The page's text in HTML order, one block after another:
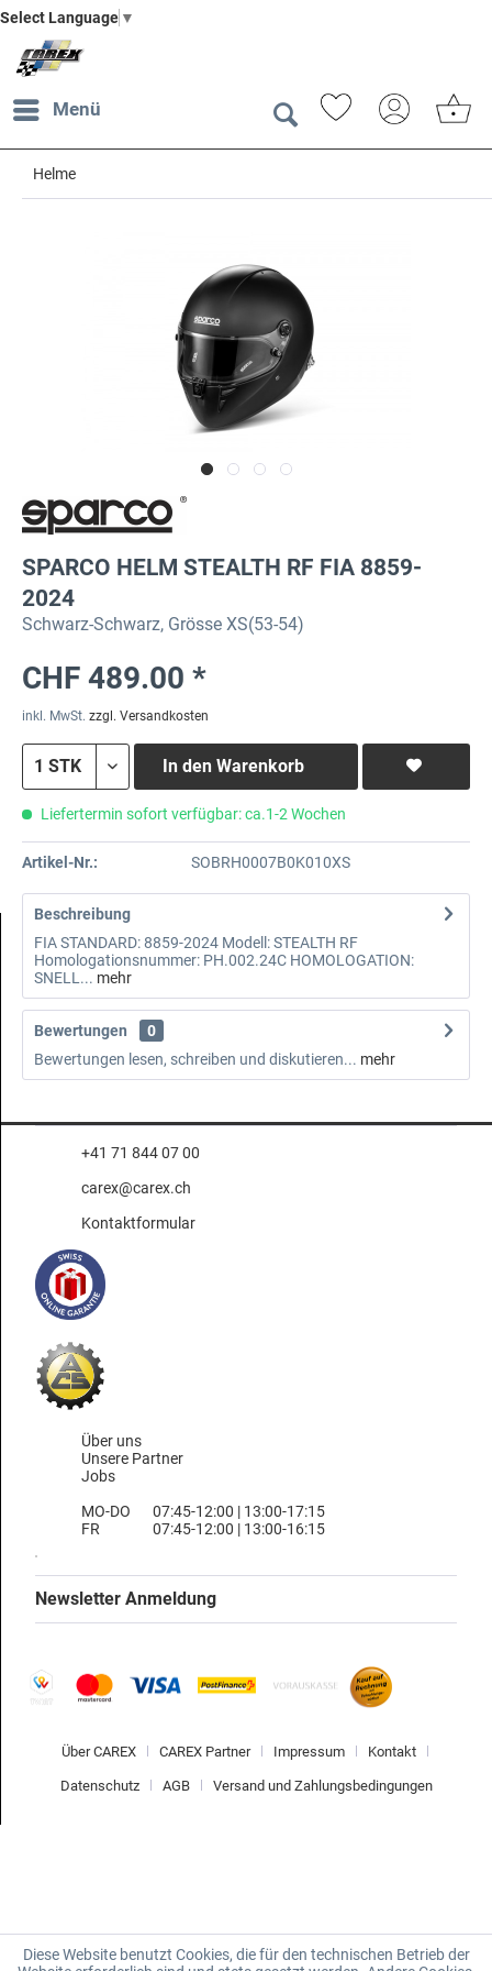
Select Language ▼
Menü
Helme
SPARCO HELM STEALTH RF FIA 8859-
2024
Schwarz-Schwarz, Grösse XS(53-54)
CHF 489.00 *
inkl. MwSt. zzgl. Versandkosten
In den Warenkorb
Liefertermin sofort verfügbar: ca.1-2 Wochen
Artikel-Nr.: SOBRH0007B0K010XS
Beschreibung
FIA STANDARD: 8859-2024 Modell: STEALTH RF
Homologationsnummer: PH.002.24C HOMOLOGATION:
SNELL... mehr
Bewertungen
0
Bewertungen lesen, schreiben und diskutieren... mehr
+41 71 844 07 00
carex@carex.ch
Kontaktformular
Über uns
Unsere Partner
Jobs
MO-DO
FR
07:45-12:00 | 13:00-17:15
07:45-12:00 | 13:00-16:15
Newsletter Anmeldung
Über CAREX CAREX Partner Impressum Kontakt
Datenschutz AGB Versand und Zahlungsbedingungen
Diese Website benutzt Cookies, die für den technischen Betrieb der